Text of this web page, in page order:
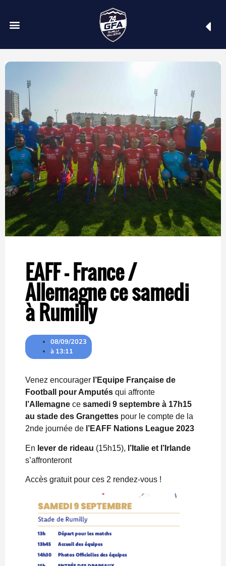
EAFF – France /
Allemagne ce samedi
à Rumilly
08/09/2023
à 13:11
Venez encourager l’Equipe Française de
Football pour Amputés qui affronte
l’Allemagne ce samedi 9 septembre à 17h15
au stade des Grangettes pour le compte de la
2nde journée de l’EAFF Nations League 2023
En lever de rideau (15h15), l’Italie et l’Irlande
s’affronteront
Accès gratuit pour ces 2 rendez-vous !